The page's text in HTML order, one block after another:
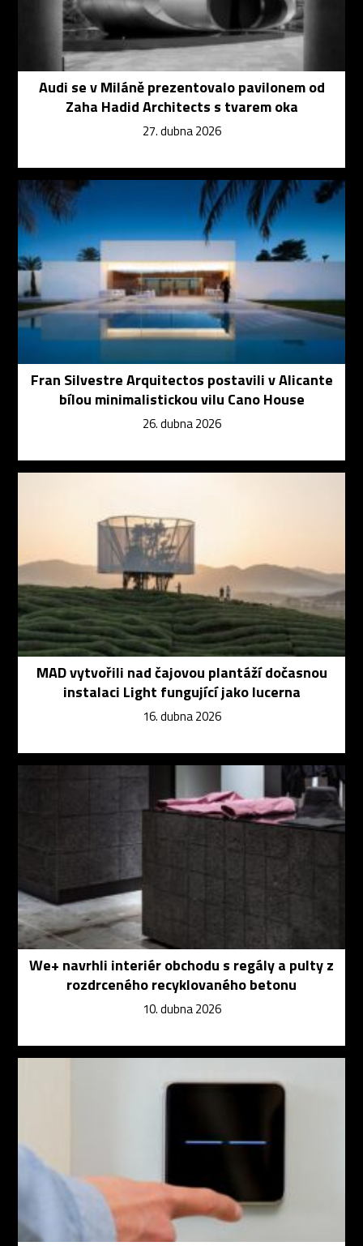
Audi se v Miláně prezentovalo pavilonem od
Zaha Hadid Architects s tvarem oka
27. dubna 2026
Fran Silvestre Arquitectos postavili v Alicante
bílou minimalistickou vilu Cano House
26. dubna 2026
MAD vytvořili nad čajovou plantáží dočasnou
instalaci Light fungující jako lucerna
16. dubna 2026
We+ navrhli interiér obchodu s regály a pulty z
rozdrceného recyklovaného betonu
10. dubna 2026